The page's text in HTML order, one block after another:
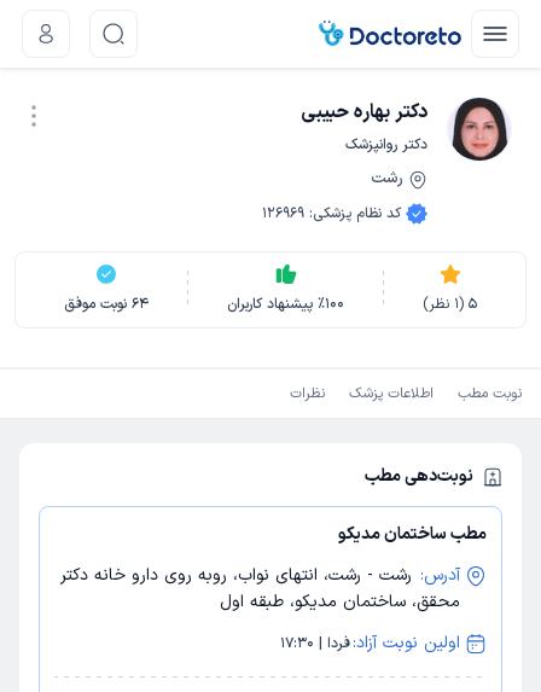
دکتر بهاره حبیبی
دکتر روانپزشک
رشت
کد نظام پزشکی:
126969
5
(
1 نظر) ٪100 پیشنهاد کاربران 64 نوبت موفق
نوبت مطب اطلاعات پزشک نظرات
نوبت‌دهی مطب
مطب ساختمان مدیکو
آدرس: رشت - رشت، انتهای نواب، روبه روی دارو خانه دکتر
محقق، ساختمان مدیکو، طبقه اول
اولین نوبت آزاد:فردا | 17:30